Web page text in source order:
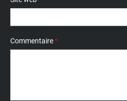
Commentaire*